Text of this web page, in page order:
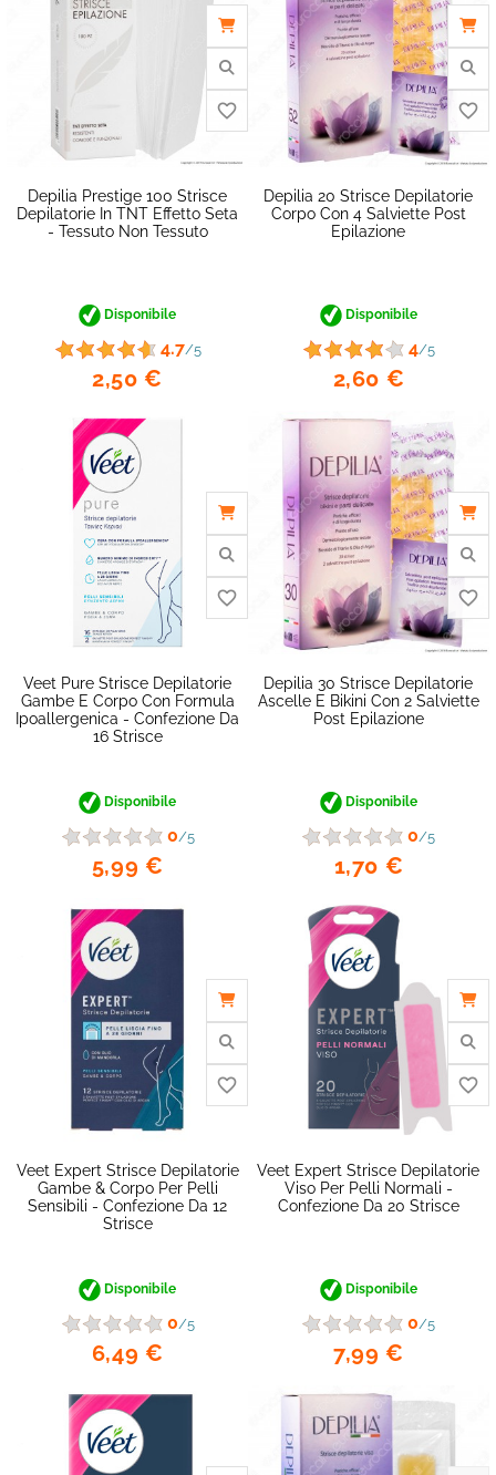
Depilia Prestige 100 Strisce
Depilatorie In TNT Effetto Seta
- Tessuto Non Tessuto
Disponibile
4.7/5
2,50 €
Depilia 20 Strisce Depilatorie
Corpo Con 4 Salviette Post
Epilazione
Disponibile
4/5
2,60 €
Veet Pure Strisce Depilatorie
Gambe E Corpo Con Formula
Ipoallergenica - Confezione Da
16 Strisce
Disponibile
0/5
5,99 €
Depilia 30 Strisce Depilatorie
Ascelle E Bikini Con 2 Salviette
Post Epilazione
Disponibile
0/5
1,70 €
Veet Expert Strisce Depilatorie
Gambe & Corpo Per Pelli
Sensibili - Confezione Da 12
Strisce
Disponibile
0/5
6,49 €
Veet Expert Strisce Depilatorie
Viso Per Pelli Normali -
Confezione Da 20 Strisce
Disponibile
0/5
7,99 €